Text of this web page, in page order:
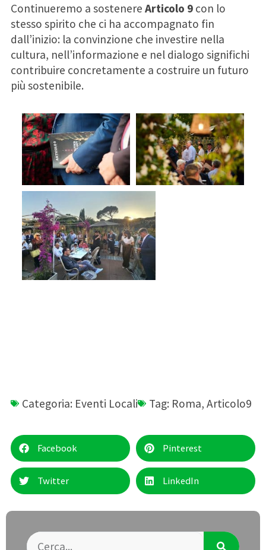
Continueremo a sostenere Articolo 9con lo
stesso spirito che ci ha accompagnato fin
dall’inizio: la convinzione che investire nella
cultura, nell’informazione e nel dialogo significhi
contribuire concretamente a costruire un futuro
più sostenibile.
Categoria: Eventi Locali Tag: Roma, Articolo9
Facebook Pinterest
Twitter LinkedIn